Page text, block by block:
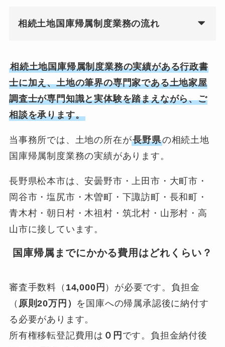
相続土地国庫帰属制度業務の流れ
相続土地国庫帰属制度業務の実績がある行政書
士に加え、土地の筆界の専門家である土地家屋
調査士が専門知識と実体験を踏まえながら、ご
相談を承ります。
当事務所では、土地の所在が長野県の相続土地
国庫帰属制度業務の実績があります。
長野県松本市は、安曇野市・上田市・大町市・
岡谷市・塩尻市・木曽町・下諏訪町・長和町・
青木村・朝日村・木祖村・筑北村・山形村・高
山市に接しています。
国庫帰属までにかかる費用はどれくらい？
審査手数料（ 14,000円 ）が必要です。負担金
（ 原則20万円） を国庫への帰属承認後に納付す
る必要があります。
所有権移転登記費用は ０円 です。負担金納付後